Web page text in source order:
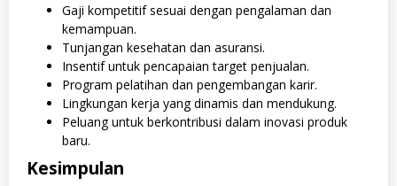
Gaji kompetitif sesuai dengan pengalaman dan
kemampuan.
Tunjangan kesehatan dan asuransi.
Insentif untuk pencapaian target penjualan.
Program pelatihan dan pengembangan karir.
Lingkungan kerja yang dinamis dan mendukung.
Peluang untuk berkontribusi dalam inovasi produk
baru.
Kesimpulan